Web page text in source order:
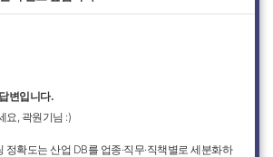
변입니다.
요, 곽원기님 :)
정확도는 산업 DB를 업종·직무·직책별로 세분화하